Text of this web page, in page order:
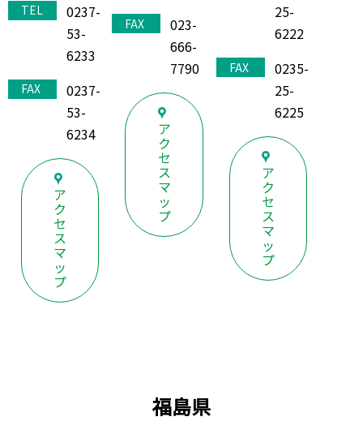
TEL
0237-
53-
6233
FAX
0237-
53-
6234
ア
ク
セ
ス
マ
ッ
プ
FAX
023-
666-
7790
ア
ク
セ
ス
マ
ッ
プ
25-
6222
FAX
0235-
25-
6225
ア
ク
セ
ス
マ
ッ
プ
福島県